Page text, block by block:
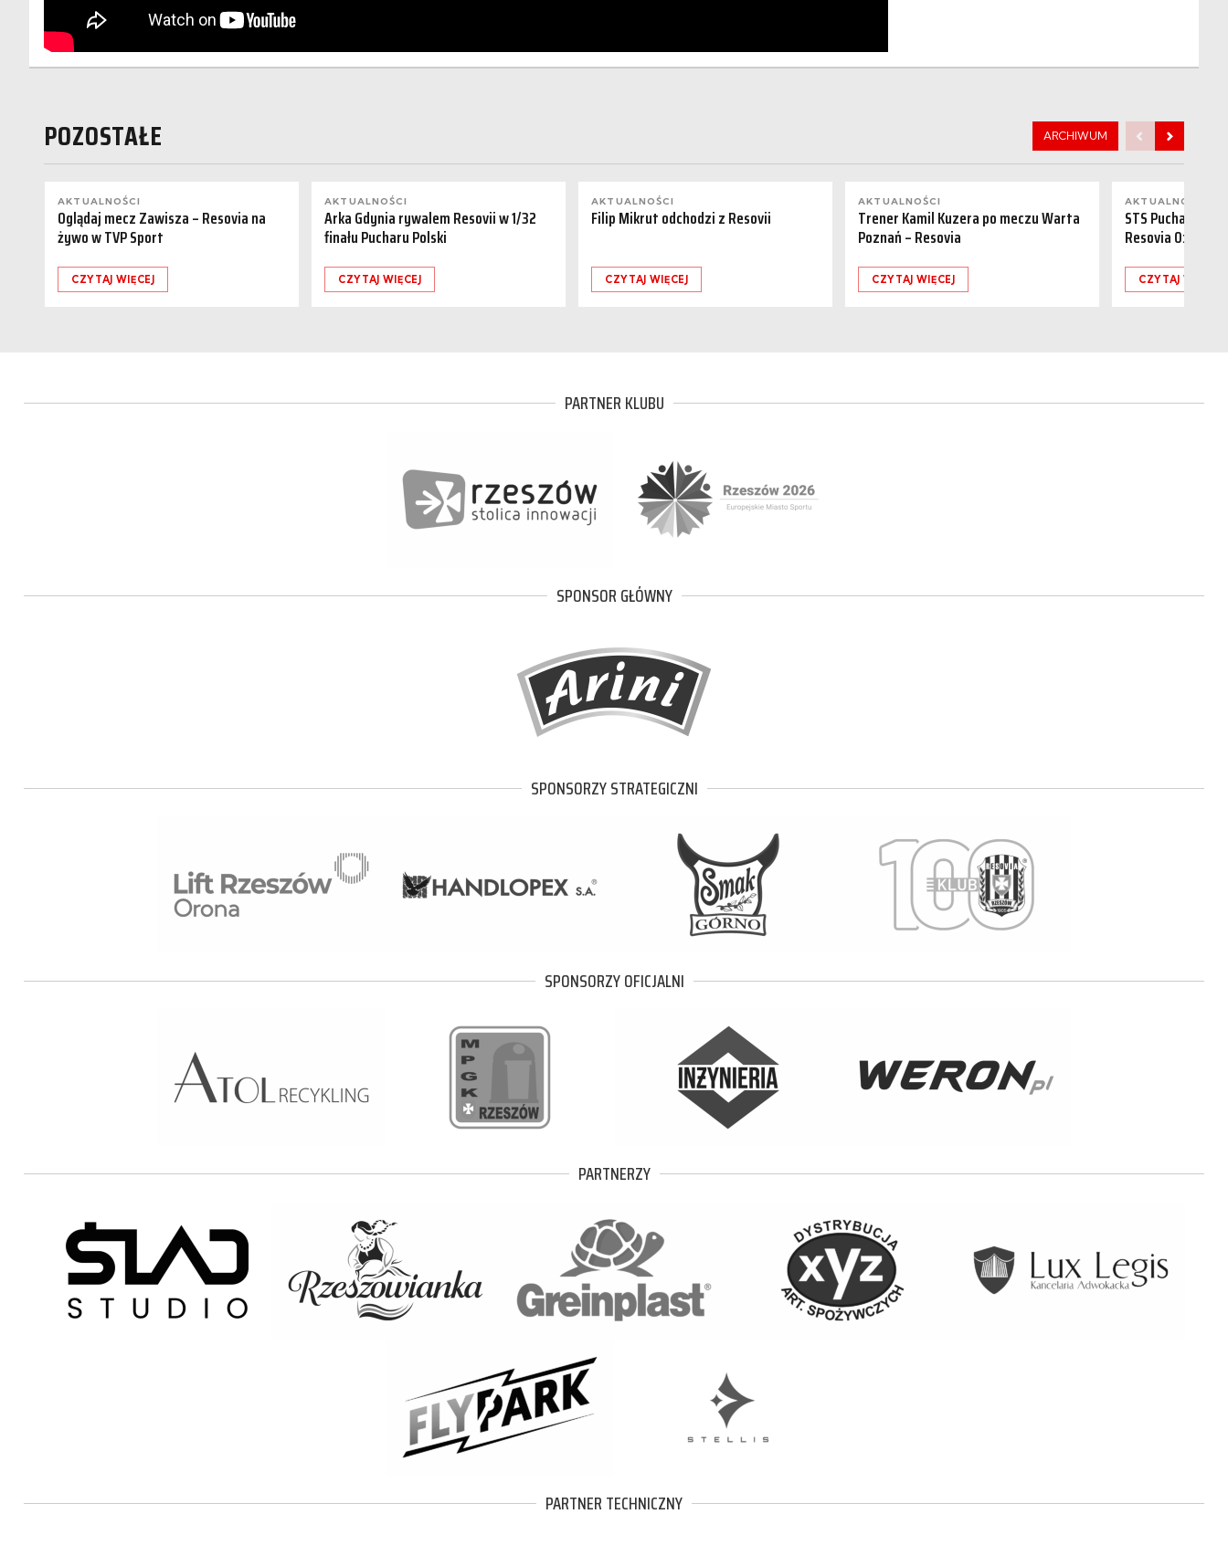
POZOSTAŁE ARCHIWUM
AKTUALNOŚCI
Oglądaj mecz Zawisza – Resovia na
żywo w TVP Sport
CZYTAJ WIĘCEJ
AKTUALNOŚCI
Arka Gdynia rywalem Resovii w 1/32
finału Pucharu Polski
CZYTAJ WIĘCEJ
AKTUALNOŚCI
Filip Mikrut odchodzi z Resovii
CZYTAJ WIĘCEJ
AKTUALNOŚCI
Trener Kamil Kuzera po meczu Warta
Poznań – Resovia
CZYTAJ WIĘCEJ
AKTUALNOŚCI
STS Puchar
Resovia 0:1
CZYTAJ WIĘCEJ
PARTNER KLUBU
SPONSOR GŁÓWNY
SPONSORZY STRATEGICZNI
SPONSORZY OFICJALNI
PARTNERZY
PARTNER TECHNICZNY